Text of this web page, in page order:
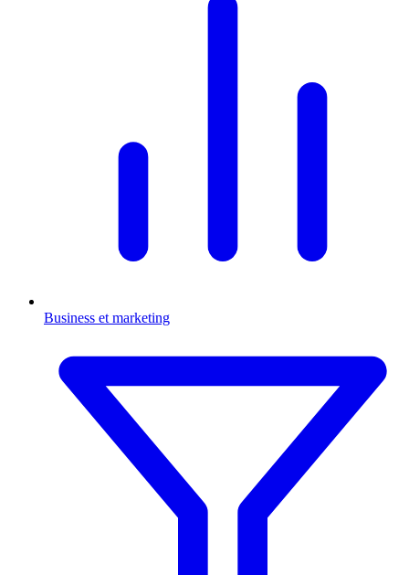
Business et marketing